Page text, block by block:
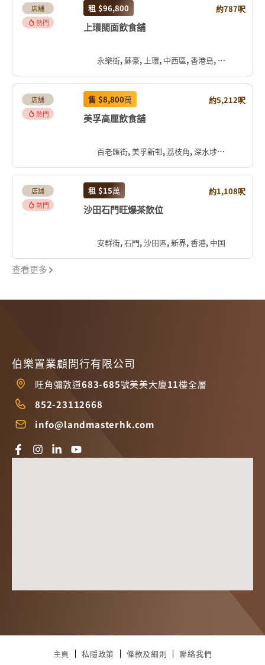
查看更多
店舖
熱門
租 $96,800 約787呎
上環闊面飲食舖
永樂街, 蘇豪, 上環, 中西區, 香港島, 香港, 中国
店舖
熱門
售 $8,800萬 約5,212呎
美孚高厘飲食舖
百老匯街, 美孚新邨, 荔枝角, 深水埗區, 九龍, 香港, 中国
店舖
熱門
租 $15萬 約1,108呎
沙田石門旺爆茶飲位
安群街, 石門, 沙田區, 新界, 香港, 中国
伯樂置業顧問行有限公司
旺角彌敦道683-685號美美大廈11樓全層
852-23112668
info@landmasterhk.com
主頁 私隱政策 條款及細則 聯絡我們